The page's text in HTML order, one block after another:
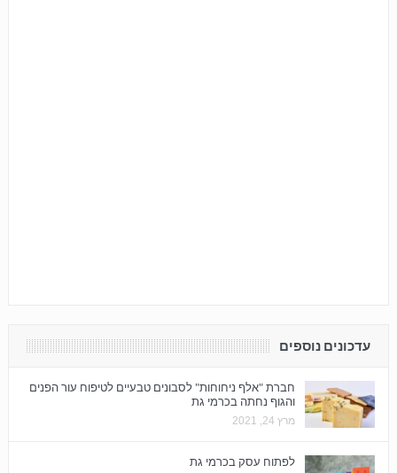
עדכונים נוספים
חברת "אלף ניחוחות" לסבונים טבעיים לטיפוח עור הפנים
והגוף נחתה בכרמי גת
מרץ 24, 2021
לפתוח עסק בכרמי גת